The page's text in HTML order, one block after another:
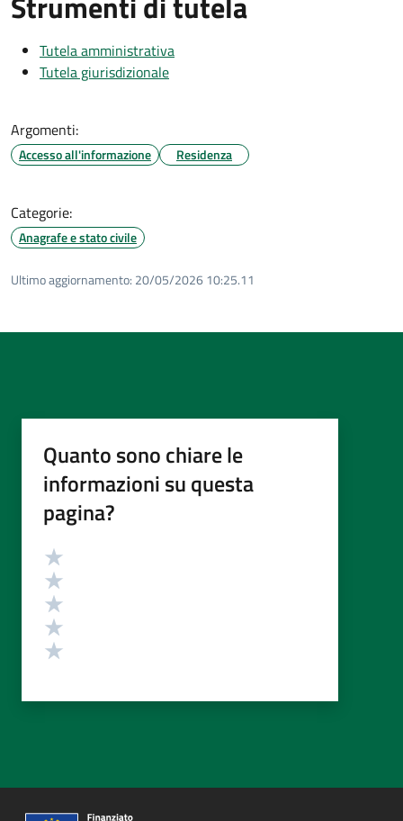
Tutela amministrativa
Tutela giurisdizionale
Argomenti:
Accesso all'informazione Residenza
Categorie:
Anagrafe e stato civile
Ultimo aggiornamento: 20/05/2026 10:25.11
Quanto sono chiare le
informazioni su questa
pagina?
Valutazione